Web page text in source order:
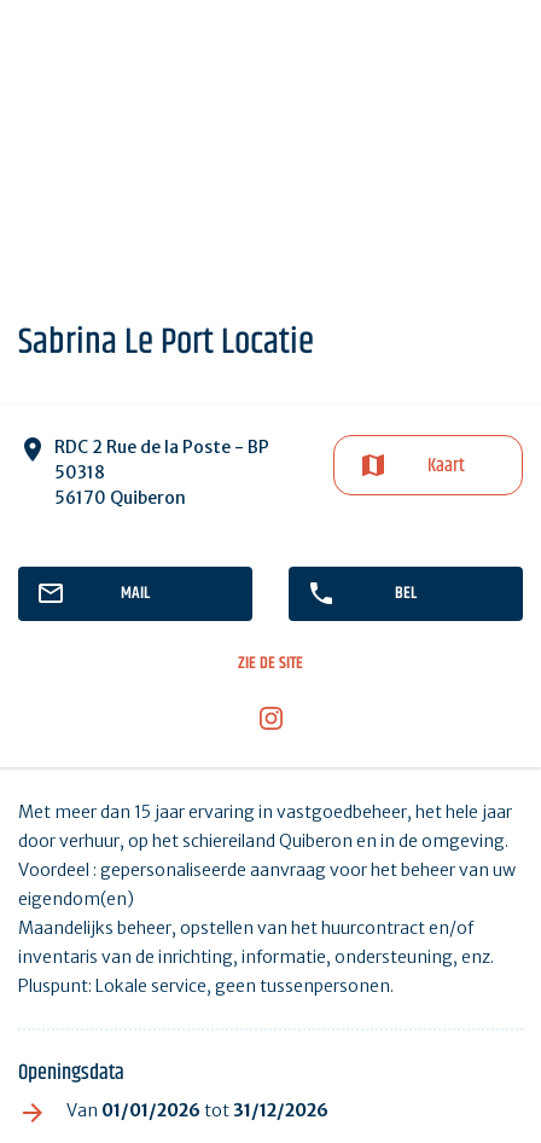
Sabrina Le Port Locatie
RDC 2 Rue de la Poste - BP
50318
56170 Quiberon
Kaart
MAIL BEL
ZIE DE SITE
Met meer dan 15 jaar ervaring in vastgoedbeheer, het hele jaar
door verhuur, op het schiereiland Quiberon en in de omgeving.
Voordeel : gepersonaliseerde aanvraag voor het beheer van uw
eigendom(en)
Maandelijks beheer, opstellen van het huurcontract en/of
inventaris van de inrichting, informatie, ondersteuning, enz.
Pluspunt: Lokale service, geen tussenpersonen.
Openingsdata
Van 01/01/2026 tot31/12/2026